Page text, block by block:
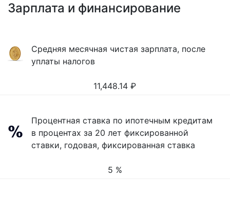
Зарплата и финансирование
Средняя месячная чистая зарплата, после
уплаты налогов
11,448.14 ₽
Процентная ставка по ипотечным кредитам
в процентах за 20 лет фиксированной
ставки, годовая, фиксированная ставка
5 %